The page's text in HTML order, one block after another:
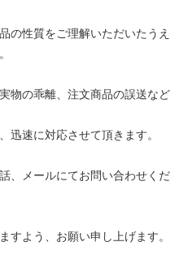
の性質をご理解いただいたうえ
物の乖離、注文商品の誤送など
迅速に対応させて頂きます。
、メールにてお問い合わせくだ
すよう、お願い申し上げます。